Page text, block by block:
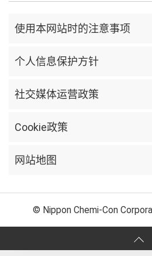
使用本网站时的注意事项
个人信息保护方针
社交媒体运营政策
Cookie政策
网站地图
© Nippon Chemi-Con